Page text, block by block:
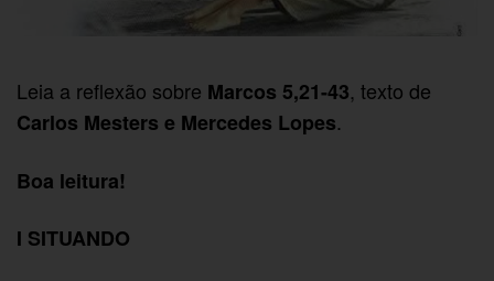
Leia a reflexão sobre Marcos 5,21-43, texto de
Carlos Mesters e Mercedes Lopes.
Boa leitura!
I SITUANDO